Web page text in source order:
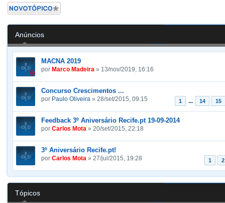
Criar um novo
Tópico
Anúncios
MACNA 2019
por Marco Madeira » 13/nov/2019, 16:16
Concurso Crescimentos ...
1 ... 14 15
por Paulo Oliveira » 28/set/2015, 09:15
Feedback 3º Aniversário Recife.pt 19-09-2014
por Carlos Mota » 20/set/2015, 22:18
3º Aniversário Recife.pt!
1 2
por Carlos Mota » 27/jul/2015, 19:28
Tópicos